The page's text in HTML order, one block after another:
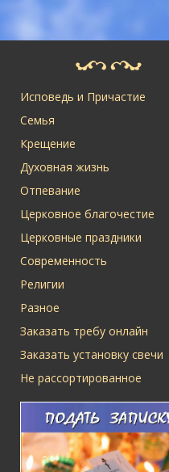
Исповедь и Причастие
Семья
Крещение
Духовная жизнь
Отпевание
Церковное благочестие
Церковные праздники
Современность
Религии
Разное
Заказать требу онлайн
Заказать установку свечи
Не рассортированное